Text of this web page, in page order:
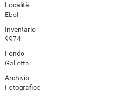
Località
Eboli
Inventario
9974
Fondo
Gallotta
Archivio
Fotografico